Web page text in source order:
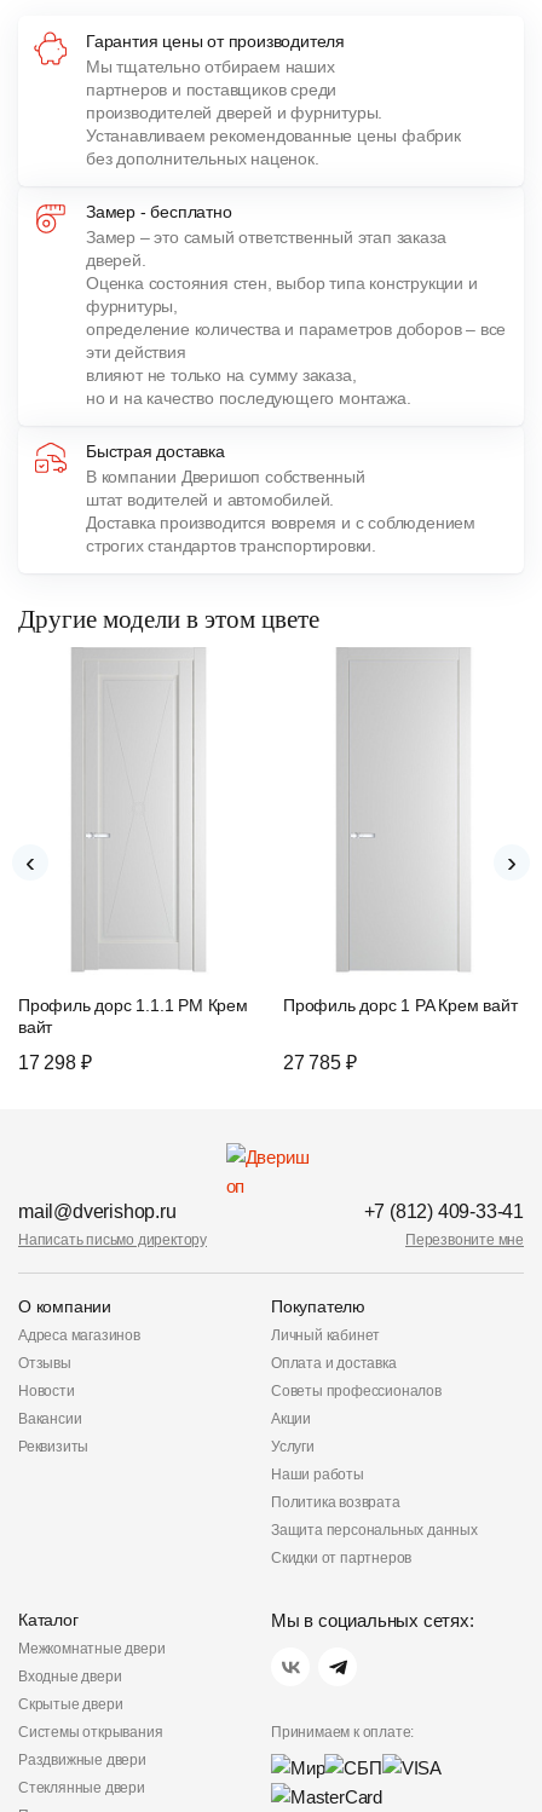
Гарантия цены от производителя
Мы тщательно отбираем наших
партнеров и поставщиков среди
производителей дверей и фурнитуры.
Устанавливаем рекомендованные цены фабрик
без дополнительных наценок.
Замер - бесплатно
Замер – это самый ответственный этап заказа
дверей.
Оценка состояния стен, выбор типа конструкции и
фурнитуры,
определение количества и параметров доборов – все
эти действия
влияют не только на сумму заказа,
но и на качество последующего монтажа.
Быстрая доставка
В компании Дверишоп собственный
штат водителей и автомобилей.
Доставка производится вовремя и с соблюдением
строгих стандартов транспортировки.
Другие модели в этом цвете
Профиль дорс 1.1.1 PM Крем
вайт
17 298 ₽
Профиль дорс 1 PA Крем вайт
27 785 ₽
‹ ›
mail@dverishop.ru
Написать письмо директору
+7 (812) 409-33-41
Перезвоните мне
О компании
Адреса магазинов
Отзывы
Новости
Вакансии
Реквизиты
Покупателю
Личный кабинет
Оплата и доставка
Советы профессионалов
Акции
Услуги
Наши работы
Политика возврата
Защита персональных данных
Скидки от партнеров
Каталог
Межкомнатные двери
Входные двери
Скрытые двери
Системы открывания
Раздвижные двери
Стеклянные двери
Мы в социальных сетях:
Принимаем к оплате: